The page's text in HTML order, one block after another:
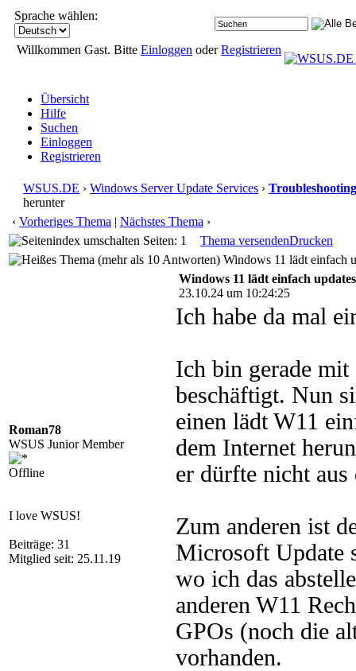
Sprache wählen:
Willkommen Gast. Bitte Einloggen oderRegistrieren
Übersicht
Hilfe
Suchen
Einloggen
Registrieren
WSUS.DE › Windows Server Update Services › Troubleshooting
herunter
‹ Vorheriges Thema | Nächstes Thema ›
Seiten: 1
Thema versendenDrucken
Windows 11 lädt einfach
Roman78
WSUS Junior Member
Offline
I love WSUS!
Beiträge: 31
Mitglied seit: 25.11.19
Windows 11 lädt einfach
23.10.24 um 10:24:25
Ich habe da mal
Ich bin gerade
beschäftigt. Nun
einen lädt W11
dem Internet
er dürfte nicht aus
Zum anderen ist
Microsoft Update
wo ich das
anderen W11
GPOs (noch die
vorhanden.